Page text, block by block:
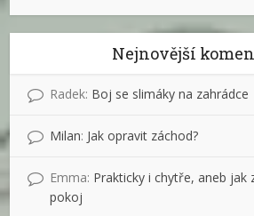
Nejnovější
Radek: Boj se slimáky na zahrádce
Milan: Jak opravit záchod?
Emma: Prakticky i chytře, aneb jak
pokoj